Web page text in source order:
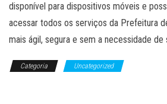
disponível para dispositivos móveis e
acessar todos os serviços da Prefeitura
mais ágil, segura e sem a necessidade de
Categoria Uncategorized